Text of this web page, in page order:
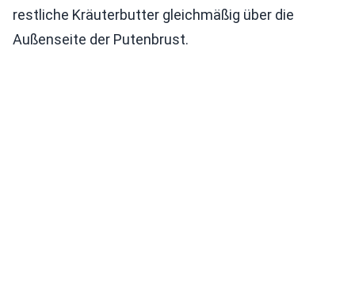
restliche Kräuterbutter gleichmäßig über die
Außenseite der Putenbrust.